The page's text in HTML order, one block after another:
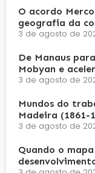
O acordo
geografia da
3 de agosto de
De Manaus
Mobyan e
3 de agosto de
Mundos do
Madeira (1861-
3 de agosto de
Quando o